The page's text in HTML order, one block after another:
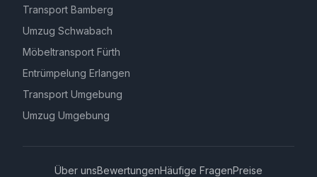
Transport Bamberg
Umzug Schwabach
Möbeltransport Fürth
Entrümpelung Erlangen
Transport Umgebung
Umzug Umgebung
Über unsBewertungenHäufige FragenPreise